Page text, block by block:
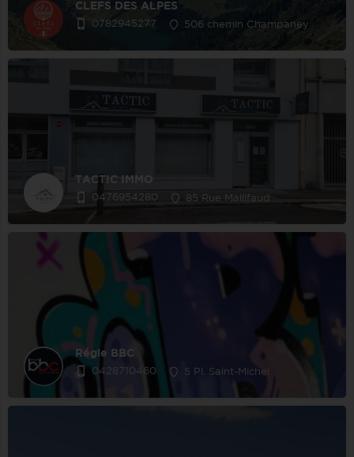
CLEFS DES ALPES
0782945277 506 chemin Champaney
TACTIC IMMO
0476954280 85 Rue Mallifaud
Régie BBC
0428710460 5 Pl. Saint-Michel